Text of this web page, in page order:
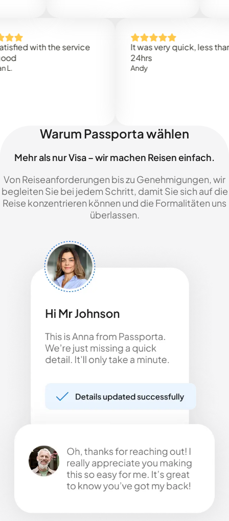
with the service
It was very quick, less than
24hrs
Warum Passporta wählen
Mehr als nur Visa – wir machen Reisen einfach.
Von Reiseanforderungen bis zu Genehmigungen, wir
begleiten Sie bei jedem Schritt, damit Sie sich auf die
Reise konzentrieren können und die Formalitäten uns
überlassen.